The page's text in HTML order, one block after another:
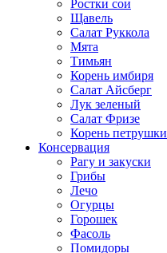
Ростки сои
Щавель
Салат Руккола
Мята
Тимьян
Корень имбиря
Салат Айсберг
Лук зеленый
Салат Фризе
Корень петрушки
Консервация
Рагу и закуски
Грибы
Лечо
Огурцы
Горошек
Фасоль
Помидоры